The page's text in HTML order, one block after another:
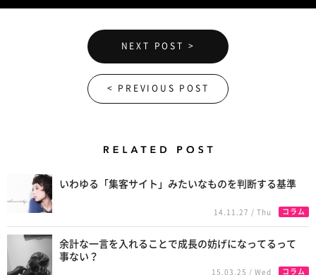
NEXT POST >
< PREVIOUS POST
いわゆる「集客サイト」みたいなものを判断する基準
14.11.27 / Thu コラム
余計な一言を入れることで成長の妨げになってるって
事ない？
15.03.25 / Wed コラム